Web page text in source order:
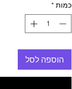
כמות *
הוספה לסל